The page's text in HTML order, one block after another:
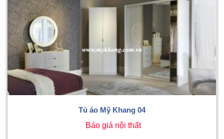
Tủ áo Mỹ Khang 04
Báo giá nội thất